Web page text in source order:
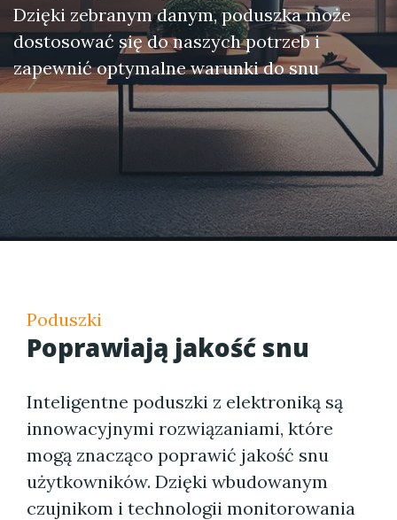
Dzięki zebranym danym, poduszka może
dostosować się do naszych potrzeb i
zapewnić optymalne warunki do snu
Poduszki
Poprawiają jakość snu
Inteligentne poduszki z elektroniką są
innowacyjnymi rozwiązaniami, które
mogą znacząco poprawić jakość snu
użytkowników. Dzięki wbudowanym
czujnikom i technologii monitorowania